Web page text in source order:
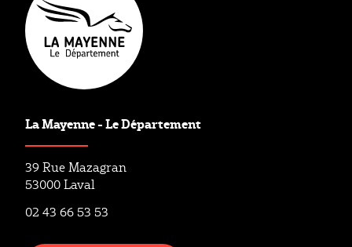
La Mayenne - Le Département
39 Rue Mazagran
53000 Laval
02 43 66 53 53